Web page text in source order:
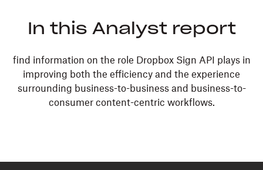
In this Analyst report
find information on the role Dropbox Sign API plays in
improving both the efficiency and the experience
surrounding business-to-business and business-to-
consumer content-centric workflows.